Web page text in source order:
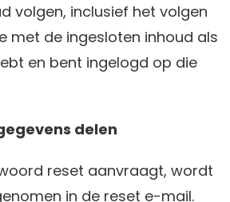
volgen, inclusief het volgen
met de ingesloten inhoud als
en bent ingelogd op die
delen
reset aanvraagt, wordt
in de reset e-mail.